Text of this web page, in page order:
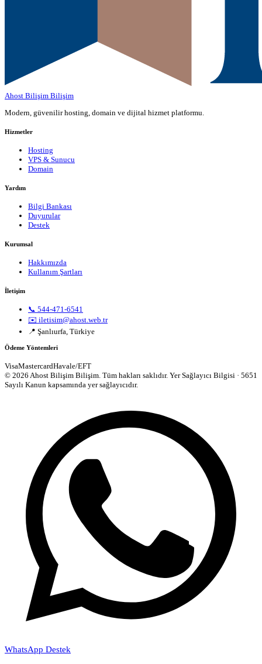
Ahost Bilişim Bilişim
Modern, güvenilir hosting, domain ve dijital hizmet platformu.
Hizmetler
Hosting
VPS & Sunucu
Domain
Yardım
Bilgi Bankası
Duyurular
Destek
Kurumsal
Hakkımızda
Kullanım Şartları
İletişim
📞 544-471-6541
✉️ iletisim@ahost.web.tr
📍 Şanlıurfa, Türkiye
Ödeme Yöntemleri
VisaMastercardHavale/EFT
© 2026 Ahost Bilişim Bilişim. Tüm hakları saklıdır. Yer Sağlayıcı Bilgisi · 5651
Sayılı Kanun kapsamında yer sağlayıcıdır.
WhatsApp Destek